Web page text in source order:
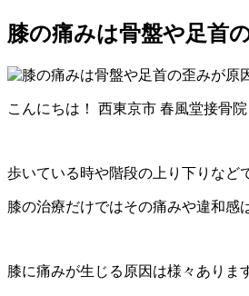
膝の痛みは骨盤や足首
こんにちは！ 西東京市 春風堂接骨院
歩いている時や階段の上り下りなど
膝の治療だけではその痛みや違和感
膝に痛みが生じる原因は様々ありま